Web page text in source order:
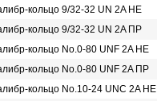
кольцо 9/32-32 UN 2A НЕ
кольцо 9/32-32 UN 2A ПР
кольцо No.0-80 UNF 2A НЕ
кольцо No.0-80 UNF 2A ПР
кольцо No.10-24 UNС 2A НЕ